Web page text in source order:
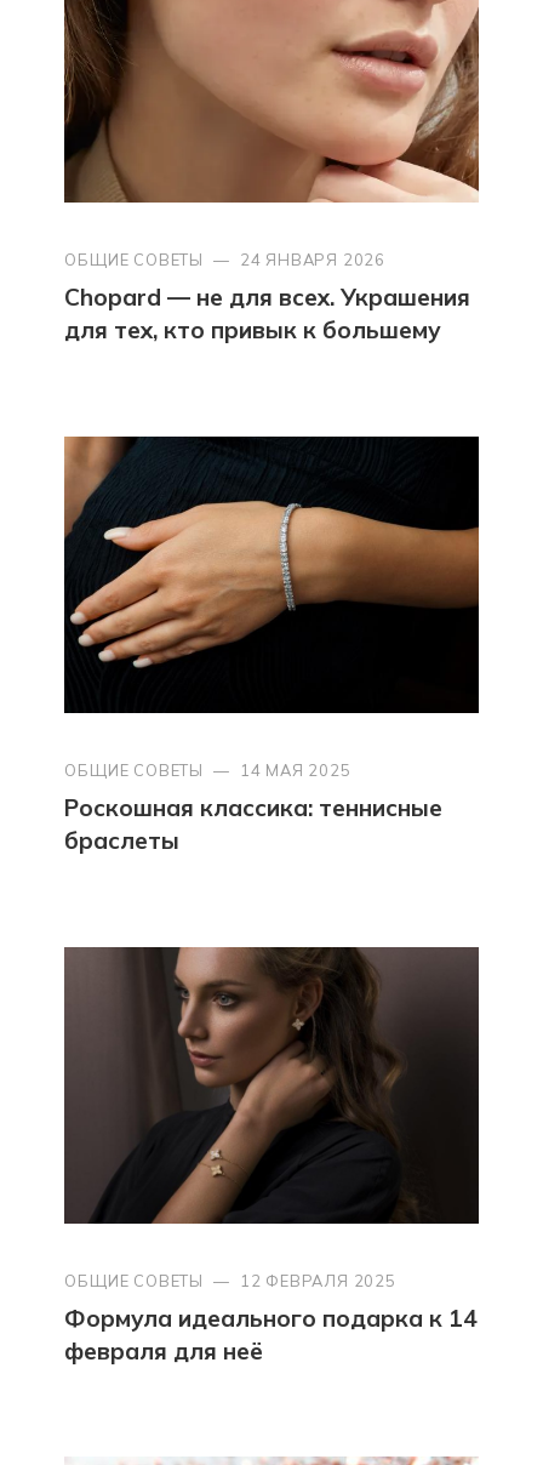
ОБЩИЕ СОВЕТЫ — 24 ЯНВАРЯ 2026
Chopard — не для всех. Украшения
для тех, кто привык к большему
ОБЩИЕ СОВЕТЫ — 14 МАЯ 2025
Роскошная классика: теннисные
браслеты
ОБЩИЕ СОВЕТЫ — 12 ФЕВРАЛЯ 2025
Формула идеального подарка к 14
февраля для неё